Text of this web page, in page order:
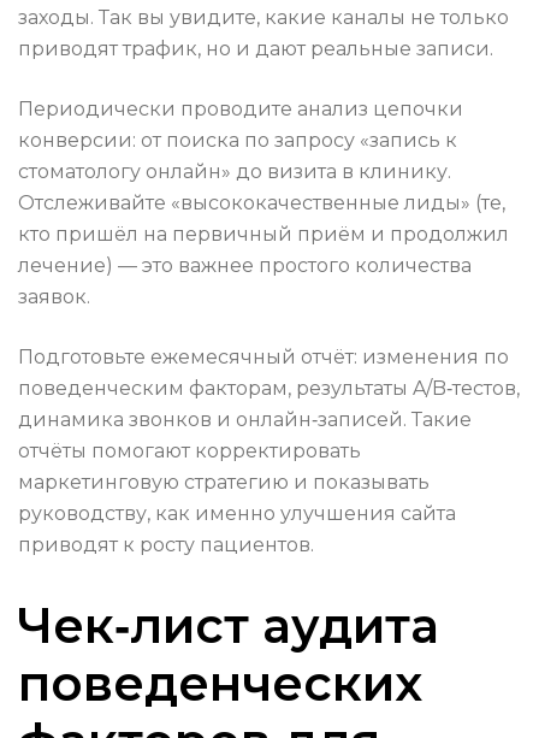
заходы. Так вы увидите, какие каналы не только
приводят трафик, но и дают реальные записи.
Периодически проводите анализ цепочки
конверсии: от поиска по запросу «запись к
стоматологу онлайн» до визита в клинику.
Отслеживайте «высококачественные лиды» (те,
кто пришёл на первичный приём и продолжил
лечение) — это важнее простого количества
заявок.
Подготовьте ежемесячный отчёт: изменения по
поведенческим факторам, результаты A/B‑тестов,
динамика звонков и онлайн‑записей. Такие
отчёты помогают корректировать
маркетинговую стратегию и показывать
руководству, как именно улучшения сайта
приводят к росту пациентов.
Чек‑лист аудита
поведенческих